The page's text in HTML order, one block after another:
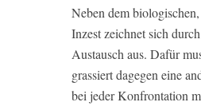
Neben dem
Inzest zeichnet sich
Austausch aus. Dafür
grassiert dagegen eine
bei jeder Konfrontation